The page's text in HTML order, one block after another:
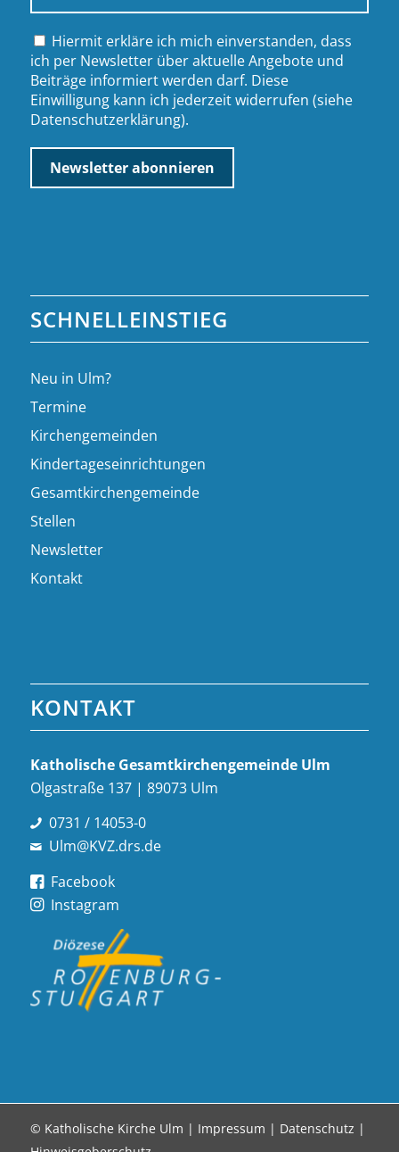
Hiermit erkläre ich mich einverstanden, dass
ich per Newsletter über aktuelle Angebote und
Beiträge informiert werden darf. Diese
Einwilligung kann ich jederzeit widerrufen (siehe
Datenschutzerklärung).
SCHNELLEINSTIEG
Neu in Ulm?
Termine
Kirchengemeinden
Kindertageseinrichtungen
Gesamtkirchengemeinde
Stellen
Newsletter
Kontakt
KONTAKT
Katholische Gesamt­kirchen­gemeinde Ulm
Olgastraße 137 | 89073 Ulm
0731 / 14053-0
Ulm@KVZ.drs.de
Facebook
Instagram
© Katholische Kirche Ulm | Impressum | Datenschutz |